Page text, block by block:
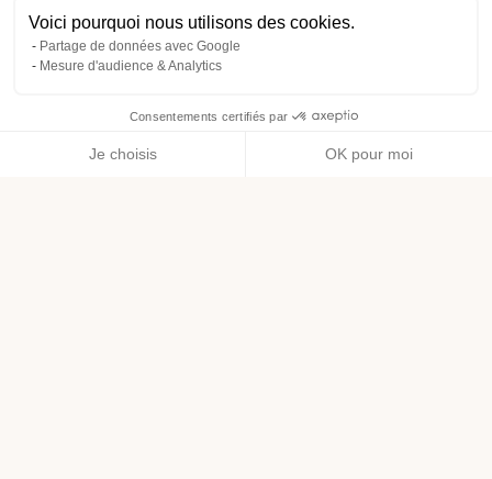
Voici pourquoi nous utilisons des cookies.
Partage de données avec Google
Mesure d'audience & Analytics
Consentements certifiés par
Je choisis OK pour moi